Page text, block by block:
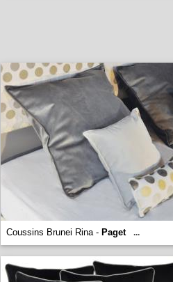
Coussins Brunei Rina - Paget ...